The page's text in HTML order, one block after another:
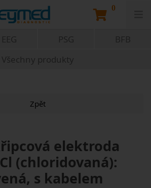
0
EEG PSG
BFB
Všechny produkty
Zpět
elektroda
(chloridovaná):
s kabelem